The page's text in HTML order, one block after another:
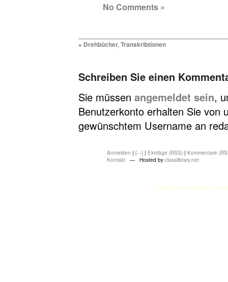
No Comments »
« Drehbücher, Transkribtionen
Schreiben Sie einen
Sie müssen angemeldet sein,
Benutzerkonto erhalten Sie von
gewünschtem Username an
Anmelden | [---] | Einträge (RSS) | Kommentare
Kontakt — Hosted by classlibrary.net
atasehir escort atasehir